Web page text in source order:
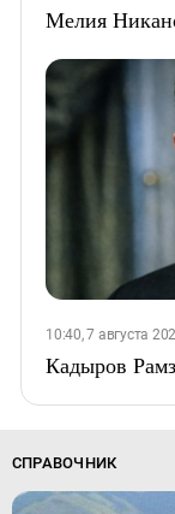
Мелия
10:40, 7 августа
Кадыров
СПРАВОЧНИК